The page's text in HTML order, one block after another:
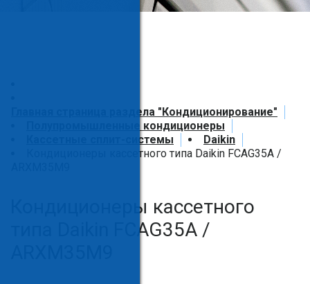
Главная страница раздела "Кондиционирование"
Полупромышленные кондиционеры
Кассетные сплит-системы
Daikin
Кондиционеры кассетного типа Daikin FCAG35A /
Кондиционеры кассетного
типа Daikin FCAG35A /